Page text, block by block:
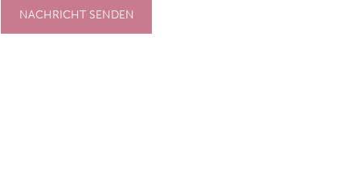
NACHRICHT SENDEN